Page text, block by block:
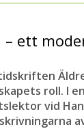
– ett
roll. I
vid